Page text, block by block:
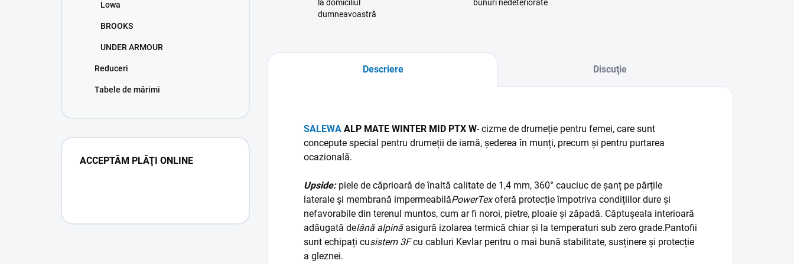
Lowa
BROOKS
UNDER ARMOUR
Reduceri
Tabele de mărimi
ACCEPTĂM PLĂŢI ONLINE
la domiciliul
dumneavoastră
bunuri nedeteriorate
Descriere Discuţie
SALEWA ALP MATE WINTER MID PTX W- cizme de drumeție pentru femei, care sunt
concepute special pentru drumeții de iarnă, șederea în munți, precum și pentru purtarea
ocazională.
Upside: piele de căprioară de înaltă calitate de 1,4 mm, 360° cauciuc de șanț pe părțile
laterale și membrană impermeabilăPowerTexoferă protecție împotriva condițiilor dure și
nefavorabile din terenul muntos, cum ar fi noroi, pietre, ploaie și zăpadă. Căptușeala interioară
adăugată delână alpinăasigură izolarea termică chiar și la temperaturi sub zero grade.Pantofii
sunt echipați cusistem 3Fcu cabluri Kevlar pentru o mai bună stabilitate, susținere și protecție
a gleznei.